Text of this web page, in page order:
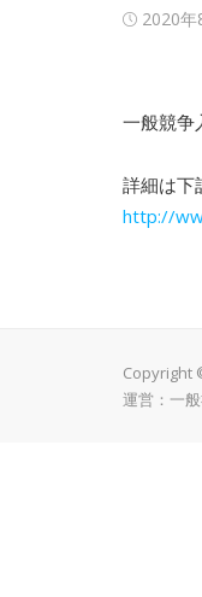
Posted
2020年
一般競争
詳細は下
http://
Copyright
運営：一